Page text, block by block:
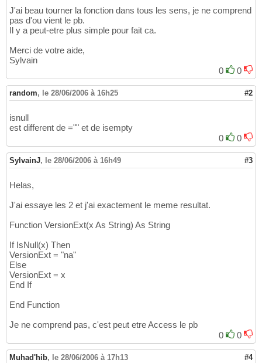
J'ai beau tourner la fonction dans tous les sens, je ne comprend
pas d'ou vient le pb.
Il y a peut-etre plus simple pour fait ca.
Merci de votre aide,
Sylvain
0
0
random, le 28/06/2006 à 16h25 #2
isnull
est different de ="" et de isempty
0
0
SylvainJ, le 28/06/2006 à 16h49 #3
Helas,
J'ai essaye les 2 et j'ai exactement le meme resultat.
Function VersionExt(x As String) As String
If IsNull(x) Then
VersionExt = "na"
Else
VersionExt = x
End If
End Function
Je ne comprend pas, c'est peut etre Access le pb
0
0
Muhad'hib, le 28/06/2006 à 17h13 #4